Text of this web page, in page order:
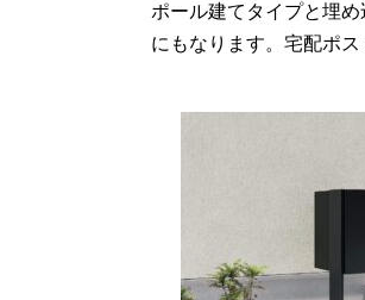
ポール建てタイプと埋
にもなります。宅配ポ